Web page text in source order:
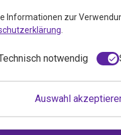
35,19
31,99
Informationen zur
notwendig
Auswahl